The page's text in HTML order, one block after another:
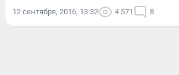
12 сентября, 2016, 13:32 4 571 8